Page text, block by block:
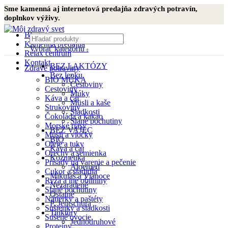
Sme kamenná aj internetová predajňa zdravých potravín,
doplnkov výživy.
Blog
Kamenná predajňa
Relax centrum
Kontakt
Vybrať kategóriu
BEZ LAKTÓZY
Bez lepku
Cestoviny
Múky
Müsli a kaše
Sladkosti
Slané pochutiny
BEZ VAJEC
BIO
Káva a čaj
Kozmetika
Aloemed
Mikuláš a Vianoce
Nezaradené
Ostatné
P. Jentschura
Tinktúry
Jednodruhové
Zdravé potraviny
BIO MÚKA
Cestoviny
Káva a čaj
Strukoviny
Čokoláda a kakao
Morské riasy
Müsli a vločky
Oleje a tuky
Orechy a semienka
Prísady na varenie a pečenie
Cukor a sladidlá
Ryža a iné obilniny
Slané pochutiny
Nátierky a paštéty
Sušienky a sladkosti
Sušené ovocie
Proteíny